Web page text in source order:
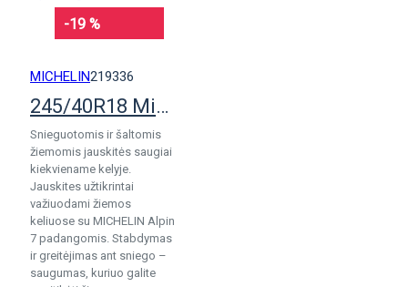
-19 %
MICHELIN219336
245/40R18 Michelin Alpin 7 padanga
Snieguotomis ir šaltomis
žiemomis jauskitės saugiai
kiekviename kelyje.
Jauskites užtikrintai
važiuodami žiemos
keliuose su MICHELIN Alpin
7 padangomis. Stabdymas
ir greitėjimas ant sniego –
saugumas, kuriuo galite